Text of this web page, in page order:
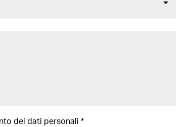
dei dati personali *